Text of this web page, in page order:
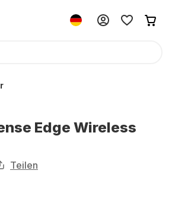
Edge Wireless
Teilen